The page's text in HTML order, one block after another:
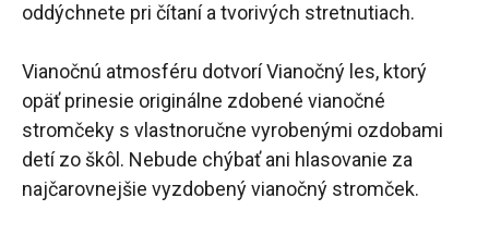
oddýchnete pri čítaní a tvorivých stretnutiach.
Vianočnú atmosféru dotvorí Vianočný les, ktorý
opäť prinesie originálne zdobené vianočné
stromčeky s vlastnoručne vyrobenými ozdobami
detí zo škôl. Nebude chýbať ani hlasovanie za
najčarovnejšie vyzdobený vianočný stromček.